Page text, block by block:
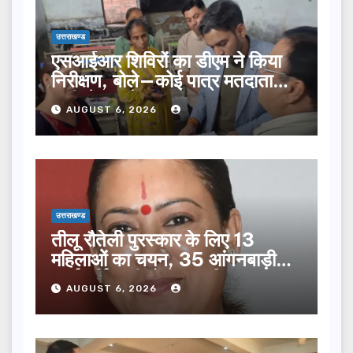
उत्तराखण्ड
एसआईआर शिविरों का डीएम ने किया
निरीक्षण, बोले—कोई पात्र मतदाता
सूची से न छूटे…
AUGUST 6, 2026
उत्तराखण्ड
तीलू रौतेली पुरस्कार के लिए 13
महिलाओं का चयन, 35 आंगनबाड़ी
कार्यकर्तियां भी होंगी सम्मानित…
AUGUST 6, 2026